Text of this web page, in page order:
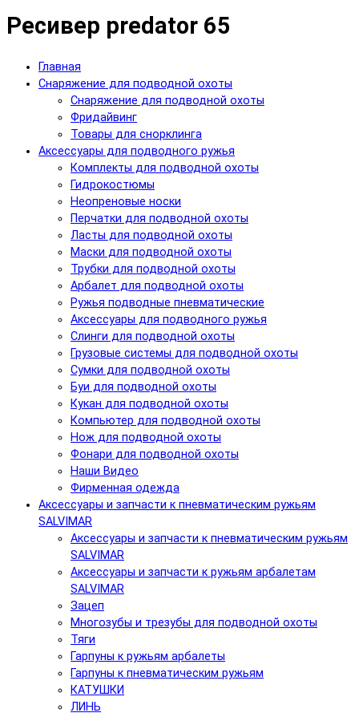
Ресивер predator 65
Главная
Снаряжение для подводной охоты
Снаряжение для подводной охоты
Фридайвинг
Товары для снорклинга
Аксессуары для подводного ружья
Комплекты для подводной охоты
Гидрокостюмы
Неопреновые носки
Перчатки для подводной охоты
Ласты для подводной охоты
Маски для подводной охоты
Трубки для подводной охоты
Арбалет для подводной охоты
Ружья подводные пневматические
Аксессуары для подводного ружья
Слинги для подводной охоты
Грузовые системы для подводной охоты
Сумки для подводной охоты
Буи для подводной охоты
Кукан для подводной охоты
Компьютер для подводной охоты
Нож для подводной охоты
Фонари для подводной охоты
Наши Видео
Фирменная одежда
Аксессуары и запчасти к пневматическим ружьям
SALVIMAR
Аксессуары и запчасти к пневматическим ружьям
SALVIMAR
Аксессуары и запчасти к ружьям арбалетам
SALVIMAR
Зацеп
Многозубы и трезубы для подводной охоты
Тяги
Гарпуны к ружьям арбалеты
Гарпуны к пневматическим ружьям
КАТУШКИ
ЛИНЬ